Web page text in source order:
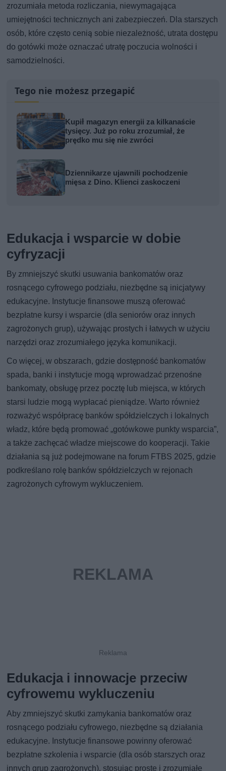
zrozumiała metoda rozliczania, niewymagająca
umiejętności technicznych ani zabezpieczeń. Dla starszych
osób, które często cenią sobie niezależność, utrata dostępu
do gotówki może oznaczać utratę poczucia wolności i
samodzielności.
Tego nie możesz przegapić
Kupił magazyn energii za kilkanaście
tysięcy. Już po roku zrozumiał, że
prędko mu się nie zwróci
Dziennikarze ujawnili pochodzenie
mięsa z Dino. Klienci zaskoczeni
Edukacja i wsparcie w dobie
cyfryzacji
By zmniejszyć skutki usuwania bankomatów oraz
rosnącego cyfrowego podziału, niezbędne są inicjatywy
edukacyjne. Instytucje finansowe muszą oferować
bezpłatne kursy i wsparcie (dla seniorów oraz innych
zagrożonych grup), używając prostych i łatwych w użyciu
narzędzi oraz zrozumiałego języka komunikacji.
Co więcej, w obszarach, gdzie dostępność bankomatów
spada, banki i instytucje mogą wprowadzać przenośne
bankomaty, obsługę przez pocztę lub miejsca, w których
starsi ludzie mogą wypłacać pieniądze. Warto również
rozważyć współpracę banków spółdzielczych i lokalnych
władz, które będą promować „gotówkowe punkty wsparcia”,
a także zachęcać władze miejscowe do kooperacji. Takie
działania są już podejmowane na forum FTBS 2025, gdzie
podkreślano rolę banków spółdzielczych w rejonach
zagrożonych cyfrowym wykluczeniem.
Edukacja i innowacje przeciw
cyfrowemu wykluczeniu
Aby zmniejszyć skutki zamykania bankomatów oraz
rosnącego podziału cyfrowego, niezbędne są działania
edukacyjne. Instytucje finansowe powinny oferować
bezpłatne szkolenia i wsparcie (dla osób starszych oraz
innych grup zagrożonych), stosując proste i zrozumiałe